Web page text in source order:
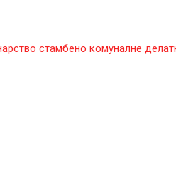
стамбено комуналне